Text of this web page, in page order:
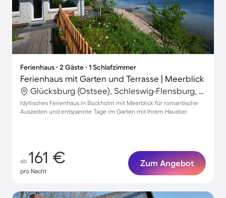
Ferienhaus ∙ 2 Gäste ∙ 1 Schlafzimmer
Ferienhaus mit Garten und Terrasse | Meerblick
Glücksburg (Ostsee), Schleswig-Flensburg, Deutschland
Idyllisches Ferienhaus in Bockholm mit Meerblick für romantische
Auszeiten und entspannte Tage im Garten mit Ihrem Haustier
ab 161 €
pro Nacht
Zum Angebot